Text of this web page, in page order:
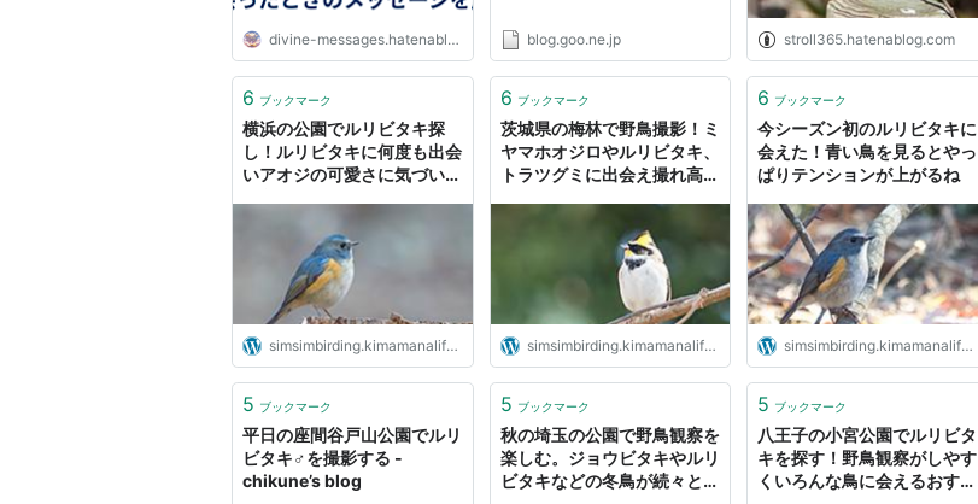
divine-messages.hatenablog.com blog.goo.ne.jp stroll365.hatenablog.com
6 ブックマーク
横浜の公園でルリビタキ探
し！ルリビタキに何度も出会
いアオジの可愛さに気づいた
simsimbirding.kimamanalife.jp
6 ブックマーク
茨城県の梅林で野鳥撮影！ミ
ヤマホオジロやルリビタキ、
トラツグミに出会え撮れ高の
simsimbirding.kimamanalife.jp
6 ブックマーク
今シーズン初のルリビタキに
会えた！青い鳥を見るとやっ
ぱりテンションが上がるね
simsimbirding.kimamanalife.jp
5 ブックマーク
平日の座間谷戸山公園でルリ
ビタキ♂を撮影する -
chikune’s blog
5 ブックマーク
秋の埼玉の公園で野鳥観察を
楽しむ。ジョウビタキやルリ
ビタキなどの冬鳥が続々と訪
5 ブックマーク
八王子の小宮公園でルリビタ
キを探す！野鳥観察がしやす
くいろんな鳥に会えるおすす